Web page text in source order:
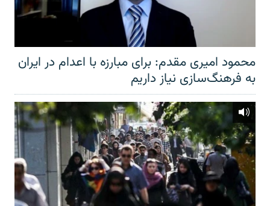
محمود امیری مقدم: برای مبارزه با اعدام در ایران
به فرهنگ‌سازی نیاز داریم